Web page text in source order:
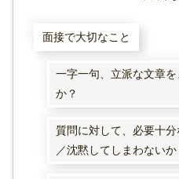
面接で大切なこと
一字一句、立派な文章
か？
質問に対して、必要十
／沈黙してしまわないか